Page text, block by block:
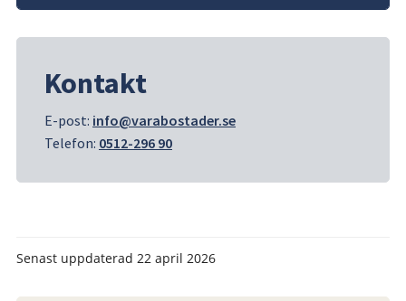
Kontakt
E-post: info@varabostader.se
Telefon: 0512-296 90
Senast uppdaterad 22 april 2026